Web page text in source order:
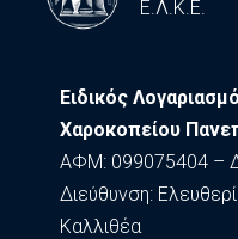
Ε.Λ.Κ.Ε.
Ειδικός
Χαροκοπείου
ΑΦΜ: 099075404 –
Διεύθυνση:
Καλλιθέα